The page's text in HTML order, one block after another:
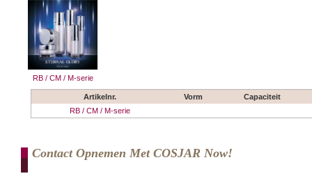
RB / CM / M-serie
Artikelnr. Vorm
Capaciteit
RB / CM / M-serie
Contact Opnemen Met COSJAR Now!